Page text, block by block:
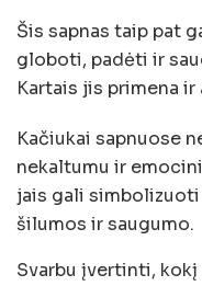
Šis sapnas taip pat
globoti, padėti ir
Kartais jis primena
Kačiukai sapnuose
nekaltumu ir
jais gali
šilumos ir saugumo.
Svarbu įvertinti,